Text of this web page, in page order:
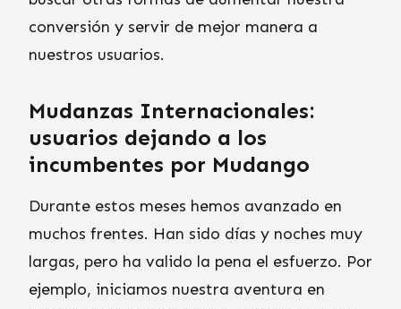
conversión y servir de mejor manera a
nuestros usuarios.
Mudanzas Internacionales:
usuarios dejando a los
incumbentes por Mudango
Durante estos meses hemos avanzado en
muchos frentes. Han sido días y noches muy
largas, pero ha valido la pena el esfuerzo. Por
ejemplo, iniciamos nuestra aventura en